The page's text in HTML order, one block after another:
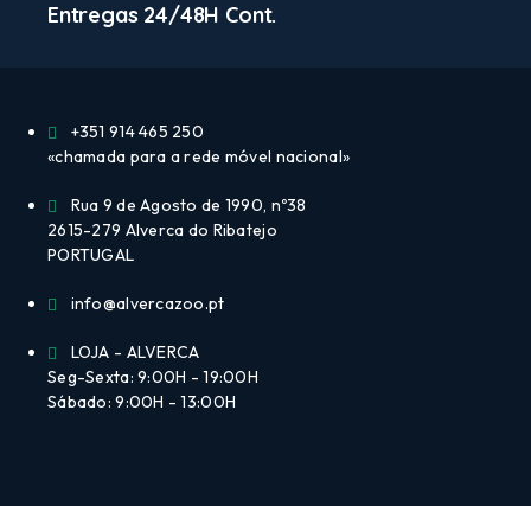
Entregas 24/48H Cont.
+351 914 465 250
«chamada para a rede móvel nacional»
Rua 9 de Agosto de 1990, nº38
2615-279 Alverca do Ribatejo
PORTUGAL
info@alvercazoo.pt
LOJA - ALVERCA
Seg-Sexta: 9:00H - 19:00H
Sábado: 9:00H - 13:00H